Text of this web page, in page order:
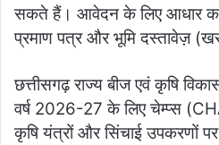
सकते हैं। आवेदन के लिए आधार
प्रमाण पत्र और भूमि दस्तावेज़
छत्तीसगढ़ राज्य बीज एवं कृषि विकास
वर्ष 2026-27 के लिए चेम्प्स
कृषि यंत्रों और सिंचाई उपकरणों